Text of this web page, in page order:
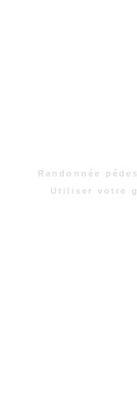
Randonnée
Utiliser votre